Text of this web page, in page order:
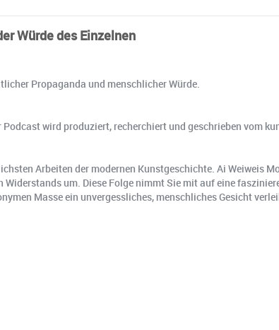
Würde des Einzelnen
Propaganda und menschlicher Würde.
wird produziert, recherchiert und geschrieben vom
Arbeiten der modernen Kunstgeschichte. Ai Weiweis
um. Diese Folge nimmt Sie mit auf eine
Masse ein unvergessliches, menschliches Gesicht